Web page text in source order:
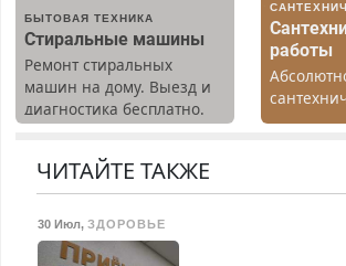
премия.
работа
125000
БЫТОВАЯ ТЕХНИКА
Стиральные машины
Ремонт стиральных
машин на дому. Выезд и
диагностика бесплатно.
работы
Быстро.
ЧИТАЙТЕ ТАКЖЕ
30 Июл, ЗДОРОВЬЕ